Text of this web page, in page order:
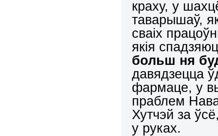
краху, у
таварышаў,
сваіх
якія
больш ня
давядзецца
фармаце, у
праблем
Хутчэй за
у руках.